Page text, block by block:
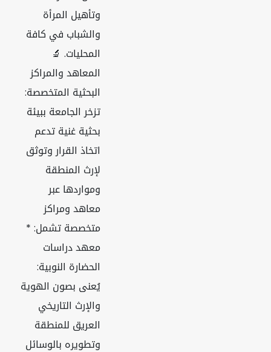
وتأهيل المرأة
والشباب في كافة
المحليات. 🔬
المعاهد والمراكز
البحثية المتخصصة:
تزخر الجامعة ببيئة
بحثية غنية تدعم
اتخاذ القرار وتوثق
لإرث المنطقة
ومواردها عبر
معاهد ومراكز
متخصصة تشمل: *
معهد دراسات
الحضارة النوبية:
يُعنى بصون الهوية
والإرث التاريخي
العريق للمنطقة
وتطويره بالوسائل